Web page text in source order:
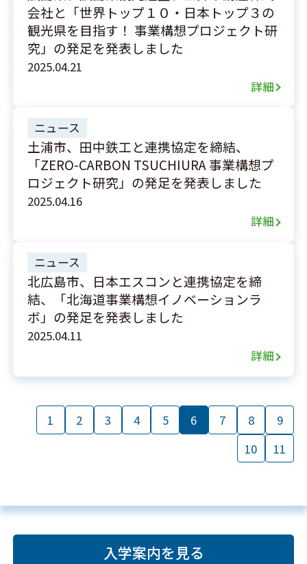
会社と「世界トップ１０・日本トップ３の
観光県を目指す！ 事業構想プロジェクト研
究」の発足を発表しました
2025.04.21
詳細
ニュース
土浦市、田中鉄工と連携協定を締結、
「ZERO-CARBON TSUCHIURA 事業構想プ
ロジェクト研究」の発足を発表しました
2025.04.16
詳細
ニュース
北広島市、日本エスコンと連携協定を締
結、「北海道事業構想イノベーションラ
ボ」の発足を発表しました
2025.04.11
詳細
1 2 3 4 5 6 7 8
9
10
11
入学案内を見る